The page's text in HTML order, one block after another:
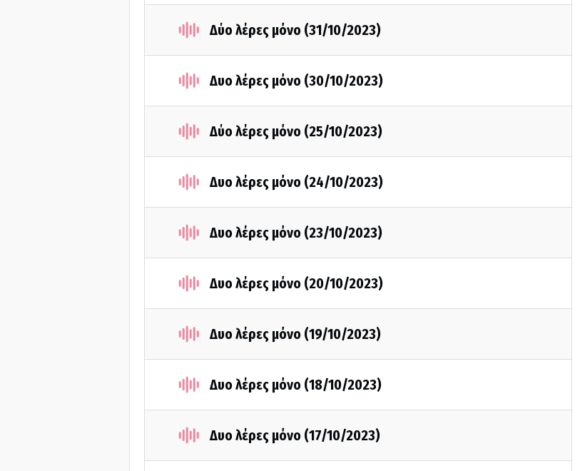
Δύο λέρες μόνο (31/10/2023)
Δυο λέρες μόνο (30/10/2023)
Δύο λέρες μόνο (25/10/2023)
Δυο λέρες μόνο (24/10/2023)
Δυο λέρες μόνο (23/10/2023)
Δυο λέρες μόνο (20/10/2023)
Δυο λέρες μόνο (19/10/2023)
Δυο λέρες μόνο (18/10/2023)
Δυο λέρες μόνο (17/10/2023)